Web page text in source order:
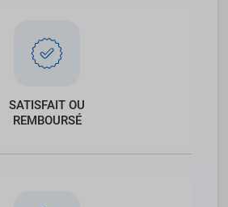
SATISFAIT OU
REMBOURSÉ